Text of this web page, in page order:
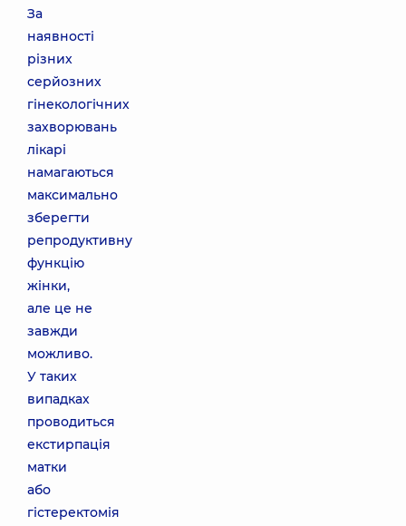
За
наявності
різних
серйозних
гінекологічних
захворювань
лікарі
намагаються
максимально
зберегти
репродуктивну
функцію
жінки,
але це не
завжди
можливо.
У таких
випадках
проводиться
екстирпація
матки
або
гістеректомія